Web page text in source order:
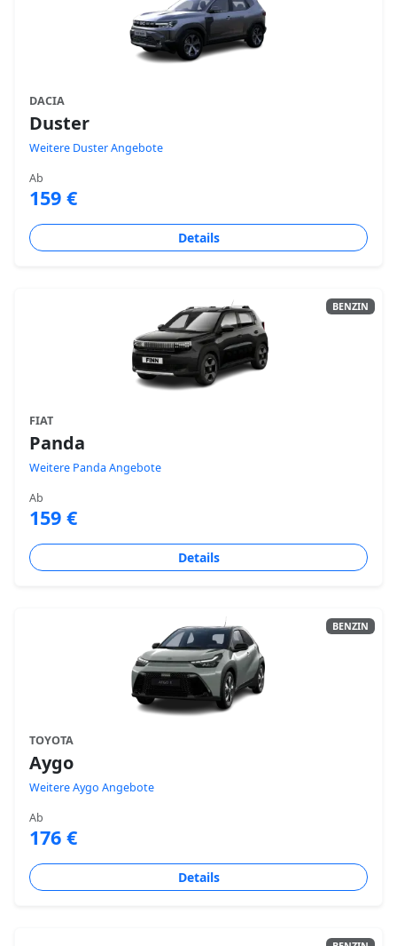
DACIA
Duster
Weitere Duster Angebote
Ab
159 €
Details
BENZIN
FIAT
Panda
Weitere Panda Angebote
Ab
159 €
Details
BENZIN
TOYOTA
Aygo
Weitere Aygo Angebote
Ab
176 €
Details